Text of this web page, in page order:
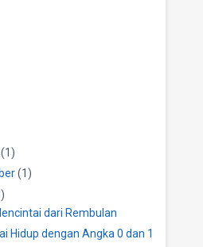
(1)
(1)
dari Rembulan
Hidup dengan Angka 0 dan 1